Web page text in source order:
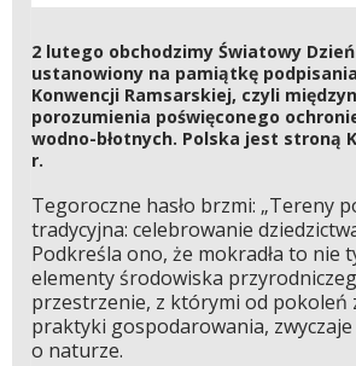
2 lutego obchodzimy Światowy Dzień
ustanowiony na pamiątkę
Konwencji Ramsarskiej, czyli
porozumienia poświęconego
wodno-błotnych. Polska jest stroną
r.
Tegoroczne hasło brzmi: „Tereny
tradycyjna: celebrowanie
Podkreśla ono, że mokradła to nie
elementy środowiska
przestrzenie, z którymi od pokoleń
praktyki gospodarowania,
o naturze.